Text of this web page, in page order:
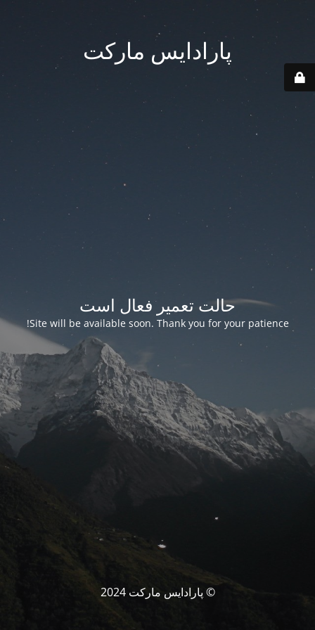
پارادایس مارکت
حالت تعمیر فعال است
Site will be available soon. Thank you for your patience!
© پارادایس مارکت 2024